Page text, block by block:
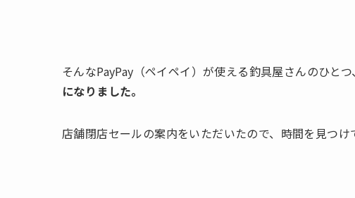
そんなPayPay（ペイペイ）が使える釣具屋さんのひとつ、
になりました。
店舗閉店セールの案内をいただいたので、時間を見つけ